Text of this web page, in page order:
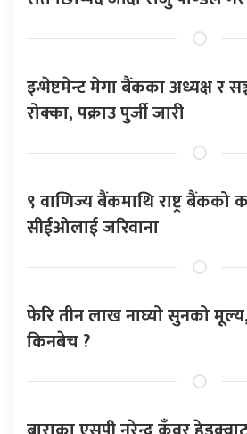
इन्भेष्टमेन्ट मेगा बैंकका अध्यक्ष र
रोक्का, पक्राउ पुर्जी जारी
९ वाणिज्य बैंकमाथि राष्ट्र बैंकको
सीईओलाई जरिवाना
फेरि तीन लाख नाघ्यो सुनको
किनबेच ?